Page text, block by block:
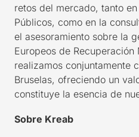
retos del mercado, tanto
Públicos, como en la
el asesoramiento sobre la
Europeos de Recuperación
realizamos conjuntamente
Bruselas, ofreciendo un
constituye la esencia de
Sobre Kreab